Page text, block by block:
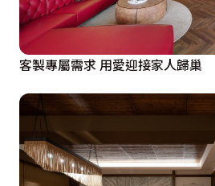
客製專屬需求 用愛迎接家人歸巢